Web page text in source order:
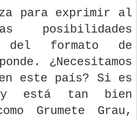
para exprimir al
posibilidades
del formato de
¿Necesitamos
en este país? Si es
está tan bien
Grumete Grau,